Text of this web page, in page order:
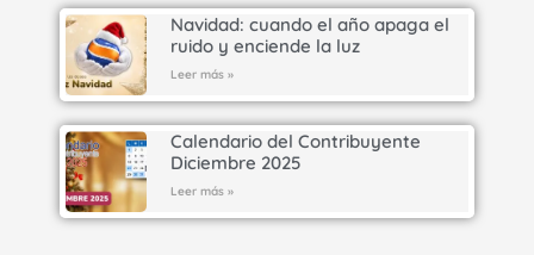
Navidad: cuando el año apaga el
ruido y enciende la luz
Leer más »
Calendario del Contribuyente
Diciembre 2025
Leer más »